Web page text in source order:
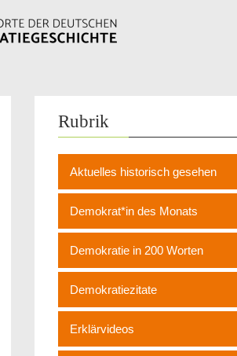
Rubrik
Aktuelles historisch gesehen
Demokrat*in des Monats
Demokratie in 200 Worten
Demokratiezitate
Erklärvideos